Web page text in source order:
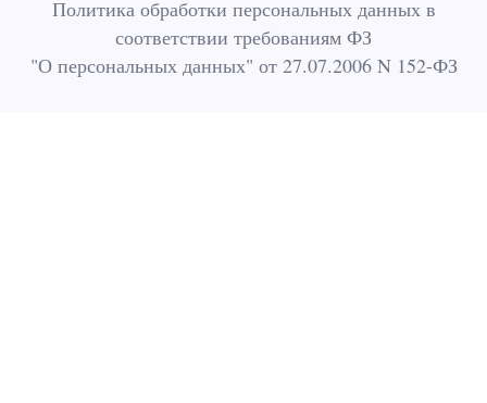
Политика обработки персональных данных в
соответствии требованиям ФЗ
"О персональных данных" от 27.07.2006 N 152-ФЗ